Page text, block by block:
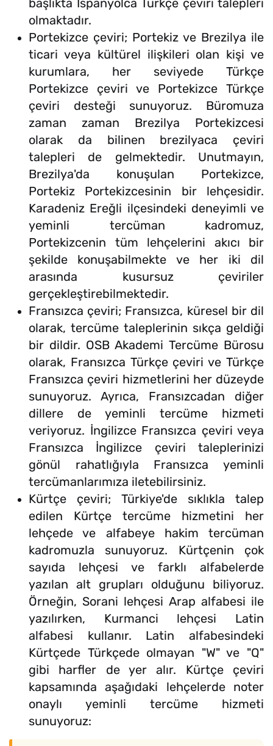
başlıkta İspanyolca Türkçe çeviri talepleri
olmaktadır.
Portekizce çeviri; Portekiz ve Brezilya ile
ticari veya kültürel ilişkileri olan kişi ve
kurumlara, her seviyede Türkçe
Portekizce çeviri ve Portekizce Türkçe
çeviri desteği sunuyoruz. Büromuza
zaman zaman Brezilya Portekizcesi
olarak da bilinen brezilyaca çeviri
talepleri de gelmektedir. Unutmayın,
Brezilya'da konuşulan Portekizce,
Portekiz Portekizcesinin bir lehçesidir.
Karadeniz Ereğli ilçesindeki deneyimli ve
yeminli tercüman kadromuz,
Portekizcenin tüm lehçelerini akıcı bir
şekilde konuşabilmekte ve her iki dil
arasında kusursuz çeviriler
gerçekleştirebilmektedir.
Fransızca çeviri; Fransızca, küresel bir dil
olarak, tercüme taleplerinin sıkça geldiği
bir dildir. OSB Akademi Tercüme Bürosu
olarak, Fransızca Türkçe çeviri ve Türkçe
Fransızca çeviri hizmetlerini her düzeyde
sunuyoruz. Ayrıca, Fransızcadan diğer
dillere de yeminli tercüme hizmeti
veriyoruz. İngilizce Fransızca çeviri veya
Fransızca İngilizce çeviri taleplerinizi
gönül rahatlığıyla Fransızca yeminli
tercümanlarımıza iletebilirsiniz.
Kürtçe çeviri; Türkiye'de sıklıkla talep
edilen Kürtçe tercüme hizmetini her
lehçede ve alfabeye hakim tercüman
kadromuzla sunuyoruz. Kürtçenin çok
sayıda lehçesi ve farklı alfabelerde
yazılan alt grupları olduğunu biliyoruz.
Örneğin, Sorani lehçesi Arap alfabesi ile
yazılırken, Kurmanci lehçesi Latin
alfabesi kullanır. Latin alfabesindeki
Kürtçede Türkçede olmayan "W" ve "Q"
gibi harfler de yer alır. Kürtçe çeviri
kapsamında aşağıdaki lehçelerde noter
onaylı yeminli tercüme hizmeti
sunuyoruz: